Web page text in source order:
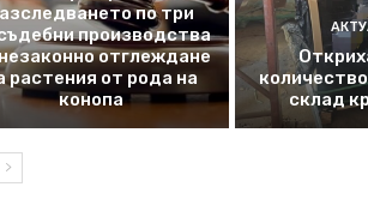
по три
производства
отглеждане
растения от рода на
конопа
склад